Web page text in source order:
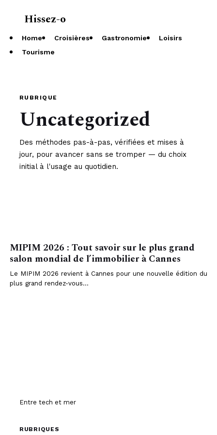
Hissez-o
Home Croisières Gastronomie
Loisirs
Tourisme
RUBRIQUE
Uncategorized
Des méthodes pas-à-pas, vérifiées et mises à
jour, pour avancer sans se tromper — du choix
initial à l'usage au quotidien.
MIPIM 2026 : Tout savoir sur le plus grand
salon mondial de l’immobilier à Cannes
Le MIPIM 2026 revient à Cannes pour une nouvelle édition du
plus grand rendez-vous…
Entre tech et mer
RUBRIQUES